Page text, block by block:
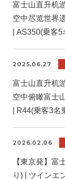
富士山直升机
空中尽览世界
| AS350(乗客
2025.06.27
富士山直升机
空中俯瞰富士
| R44(乗客3名
2026.02.06
【東京発】富
り) | ツインエ